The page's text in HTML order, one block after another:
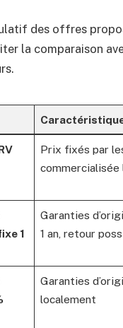
des offres
la comparaison
Prix fixés par
commercialisée
1
Garanties
1 an, retour
Garanties
localement